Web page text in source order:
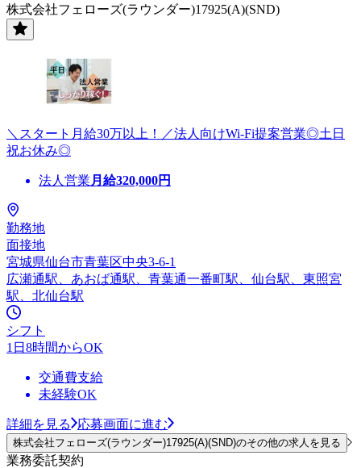
株式会社フェローズ(ラウンダー)17925(A)(SND)
＼スタート月給30万以上！／法人向けWi-Fi提案営業◎土日
祝お休み◎
法人営業 月給320,000円
勤務地
面接地
宮城県仙台市青葉区中央3-6-1
広瀬通駅、あおば通駅、青葉通一番町駅、仙台駅、東照宮
駅、北仙台駅
シフト
1日8時間からOK
交通費支給
未経験OK
詳細を見る 応募画面に進む
株式会社フェローズ(ラウンダー)17925(A)(SND)のその他の求人を見る
業務委託契約